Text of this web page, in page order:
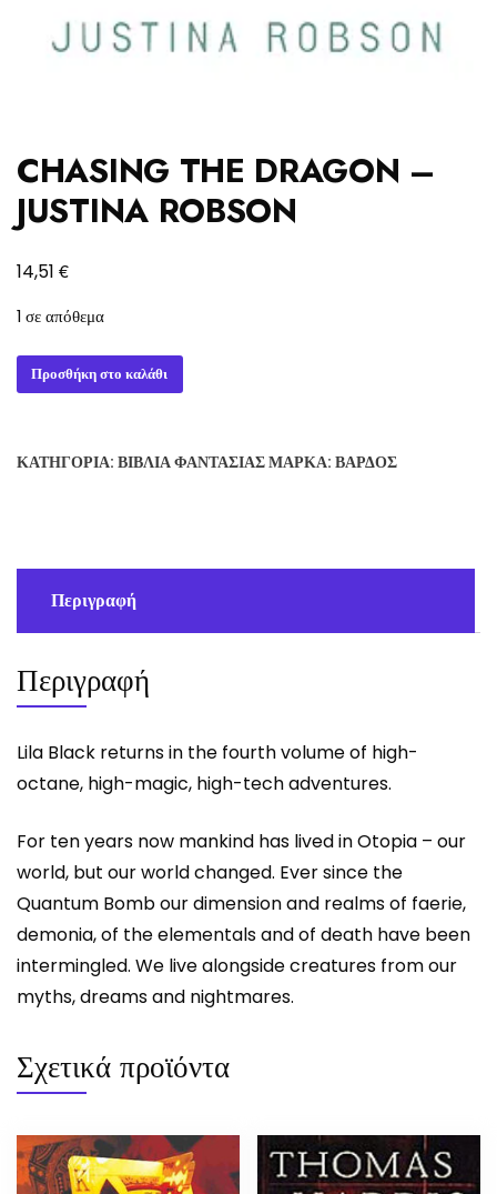
CHASING THE DRAGON –
JUSTINA ROBSON
14,51 €
1 σε απόθεμα
CHASING
THE
JUSTINA
Προσθήκη στο καλάθι
ΚΑΤΗΓΟΡΊΑ: ΒΙΒΛΊΑ ΦΑΝΤΑΣΊΑΣΜΆΡΚΑ: ΒΆΡΔΟΣ
Περιγραφή
Περιγραφή
Lila Black returns in the fourth volume of high-
octane, high-magic, high-tech adventures.
For ten years now mankind has lived in Otopia – our
world, but our world changed. Ever since the
Quantum Bomb our dimension and realms of faerie,
demonia, of the elementals and of death have been
intermingled. We live alongside creatures from our
myths, dreams and nightmares.
Σχετικά προϊόντα